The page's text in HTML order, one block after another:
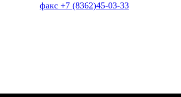
факс +7 (8362)45-03-33